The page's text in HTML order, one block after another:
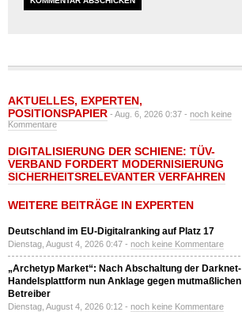
AKTUELLES, EXPERTEN,
POSITIONSPAPIER - Aug. 6, 2026 0:37 - noch keine
Kommentare
DIGITALISIERUNG DER SCHIENE: TÜV-
VERBAND FORDERT MODERNISIERUNG
SICHERHEITSRELEVANTER VERFAHREN
WEITERE BEITRÄGE IN EXPERTEN
Deutschland im EU-Digitalranking auf Platz 17
Dienstag, August 4, 2026 0:47 - noch keine Kommentare
„Archetyp Market“: Nach Abschaltung der Darknet-
Handelsplattform nun Anklage gegen mutmaßlichen
Betreiber
Dienstag, August 4, 2026 0:12 - noch keine Kommentare